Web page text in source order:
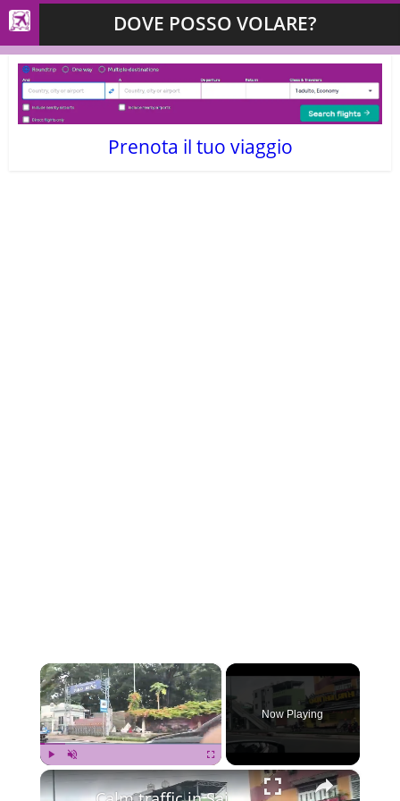
DOVE POSSO VOLARE?
Prenota il tuo viaggio
×
Play Unmute Fullscreen
Now Playing
×